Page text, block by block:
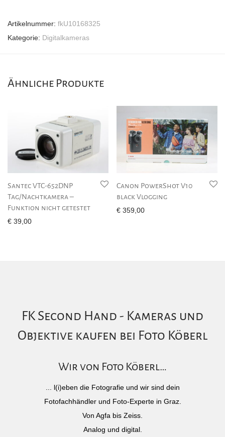
Artikelnummer: fkU10168325
Kategorie: Digitalkameras
Ähnliche Produkte
Santec VTC-652DNP
Tag/Nachtkamera –
Funktion nicht getestet
€ 39,00
Canon PowerShot V10
black Vlogging
€ 359,00
FK Second Hand - Kameras und
Objektive kaufen bei Foto Köberl
Wir von Foto Köberl…
... l(i)eben die Fotografie und wir sind dein
Fotofachhändler und Foto-Experte in Graz.
Von Agfa bis Zeiss.
Analog und digital.